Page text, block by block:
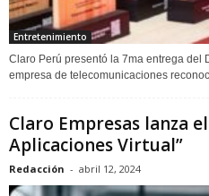
Entretenimiento
Claro Perú presentó la 7ma entrega del
empresa de telecomunicaciones
Claro Empresas lanza
Aplicaciones Virtual”
Redacción - abril 12, 2024